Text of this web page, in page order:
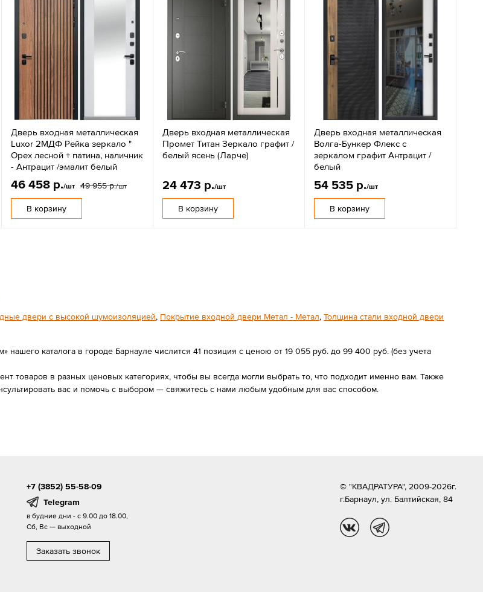
Дверь входная металлическая
Luxor 2МДФ Рейка зеркало "
Орех лесной + патина, наличник
- Антрацит /эмалит белый
46 458 р./шт 49 955 р./шт
В корзину
Дверь входная металлическая
Промет Титан Зеркало графит /
белый ясень (Ларче)
24 473 р./шт
В корзину
Дверь входная металлическая
Волга-Бункер Флекс с
зеркалом графит Антрацит /
белый
54 535 р./шт
В корзину
двери с высокой шумоизоляцией, Покрытие входной двери Метал - Метал,Толщина стали входной двери
нашего каталога в городе Барнауле числится 41 позиция с ценою от 19 055 руб. до 99 400 руб. (без учета
товаров в разных ценовых категориях, чтобы вы всегда могли выбрать то, что подходит именно вам. Также
вас и помочь с выбором — свяжитесь с нами любым удобным для вас способом.
+7 (3852) 55-58-09
Telegram
в будние дни - с 9.00 до 18.00,
Сб, Вс — выходной
Заказать звонок
© "КВАДРАТУРА", 2009-2026г.
г.Барнаул, ул. Балтийская, 84